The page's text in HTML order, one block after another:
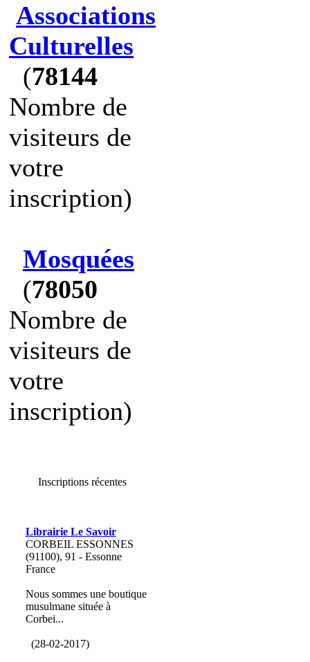
Associations
Culturelles
(78144
Nombre de
visiteurs de
votre
inscription)
Mosquées
(78050
Nombre de
visiteurs de
votre
inscription)
Inscriptions récentes
Librairie Le Savoir
CORBEIL ESSONNES
(91100), 91 - Essonne
France
Nous sommes une boutique
musulmane située à
Corbei...
(28-02-2017)